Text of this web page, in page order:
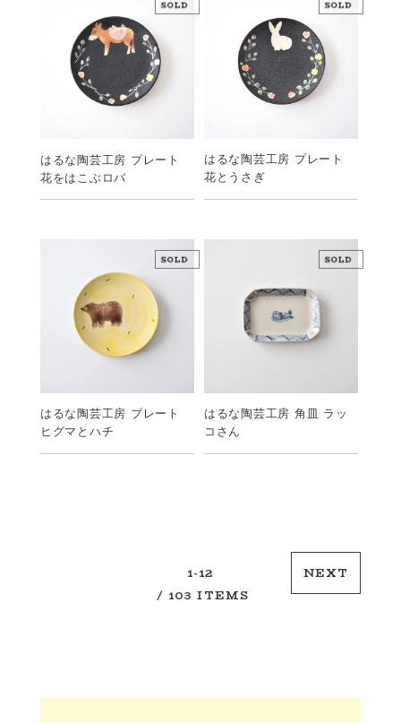
はるな陶芸工房 プレート
花をはこぶロバ
はるな陶芸工房 プレート
花とうさぎ
はるな陶芸工房 プレート
ヒグマとハチ
はるな陶芸工房 角皿 ラッ
コさん
1-12
/ 103 ITEMS
NEXT